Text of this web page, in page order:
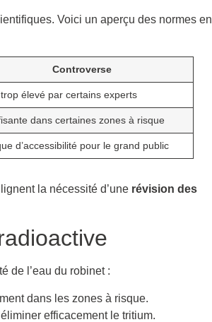
Voici un aperçu des normes en
Controverse
élevé par certains experts
dans certaines zones à risque
d’accessibilité pour le grand public
la nécessité d’une révision des
de l’eau du robinet :
dans les zones à risque.
efficacement le tritium.